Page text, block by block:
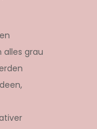
alles grau